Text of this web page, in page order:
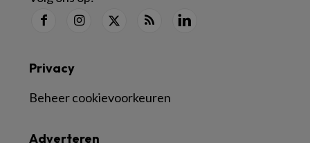
Adverteren
Privacy
Beheer cookievoorkeuren